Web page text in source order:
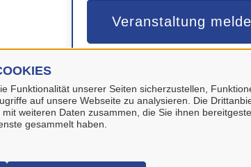
Funktionalität unserer Seiten sicherzustellen,
auf unsere Webseite zu analysieren. Die
weiteren Daten zusammen, die Sie ihnen
gesammelt haben.
Veranstaltung
Impressum